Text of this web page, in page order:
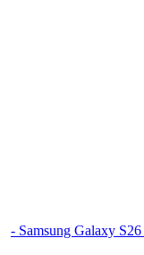
טלפון סלולרי (Samsung Galaxy S26 12GB+256GB (SM-S942B/DS -